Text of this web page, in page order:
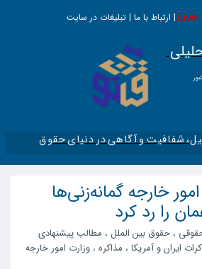
| | ارتباط با ما | تبلیغات در سایت
Live
شفافیت و آگاهی در دنیای حقوق​​​​​​​
خارجه گمانه‌زنی‌ها
را رد کرد
، حقوق بین الملل ، مطالب پیشنهادی
ایران و آمریکا ، مذاکره ، وزارت امور خارجه